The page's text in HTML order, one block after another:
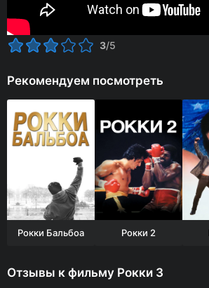
3/5
Рекомендуем посмотреть
Рокки Бальбоа Рокки 2
Отзывы к фильму Рокки 3